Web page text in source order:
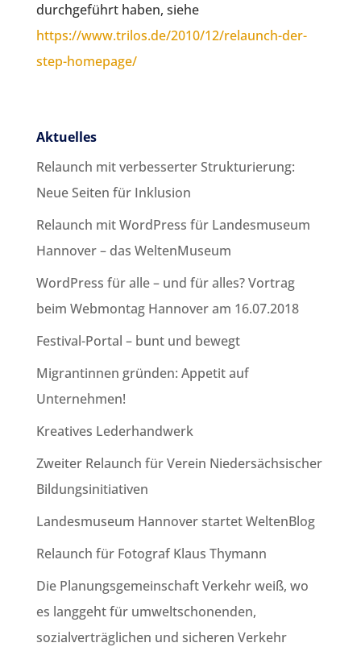
durchgeführt haben, siehe
https://www.trilos.de/2010/12/relaunch-der-
step-homepage/
Aktuelles
Relaunch mit verbesserter Strukturierung:
Neue Seiten für Inklusion
Relaunch mit WordPress für Landesmuseum
Hannover – das WeltenMuseum
WordPress für alle – und für alles? Vortrag
beim Webmontag Hannover am 16.07.2018
Festival-Portal – bunt und bewegt
Migrantinnen gründen: Appetit auf
Unternehmen!
Kreatives Lederhandwerk
Zweiter Relaunch für Verein Niedersächsischer
Bildungsinitiativen
Landesmuseum Hannover startet WeltenBlog
Relaunch für Fotograf Klaus Thymann
Die Planungsgemeinschaft Verkehr weiß, wo
es langgeht für umweltschonenden,
sozialverträglichen und sicheren Verkehr